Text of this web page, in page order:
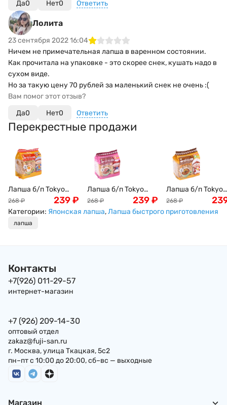
Да0 Нет0 Ответить
Лолита
23 сентября 2022 16:04
Ничем не примечательная лапша в варенном состоянии.
Как прочитала на упаковке - это скорее снек, кушать надо в
сухом виде.
Но за такую цену 70 рублей за маленький снек не очень :(
Вам помог этот отзыв?
Да0 Нет0 Ответить
Перекрестные продажи
Лапша б/п Tokyo
Noodle с курицей и
соевым соусом по-
токийски, Япония
120г 4 порции
268 ₽ 239₽
Лапша б/п Tokyo
Noodle с
креветками на
мясном бульоне по-
268 ₽ 239₽
Лапша б/п Tokyo
Noodle с пряным
карри по-
Япония 120г 4
268 ₽
Категории: Японская лапша,Лапша быстрого приготовления
лапша
Контакты
+7(926) 011-29-57
интернет-магазин
+7 (926) 209-14-30
оптовый отдел
zakaz@fuji-san.ru
г. Москва, улица Ткацкая, 5с2
пн–пт с 10:00 до 20:00, сб–вс — выходные
Магазин